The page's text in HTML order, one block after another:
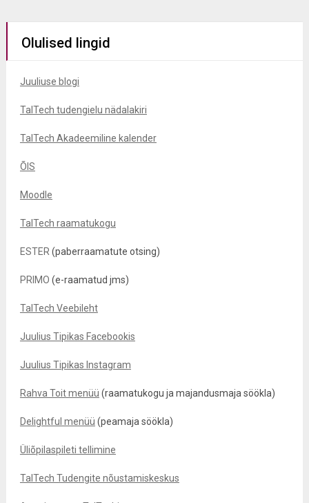
Olulised lingid
Juuliuse blogi
TalTech tudengielu nädalakiri
TalTech Akadeemiline kalender
ÕIS
Moodle
TalTech raamatukogu
ESTER (paberraamatute otsing)
PRIMO (e-raamatud jms)
TalTech Veebileht
Juulius Tipikas Facebookis
Juulius Tipikas Instagram
Rahva Toit menüü (raamatukogu ja majandusmaja söökla)
Delightful menüü (peamaja söökla)
Üliõpilaspileti tellimine
TalTech Tudengite nõustamiskeskus